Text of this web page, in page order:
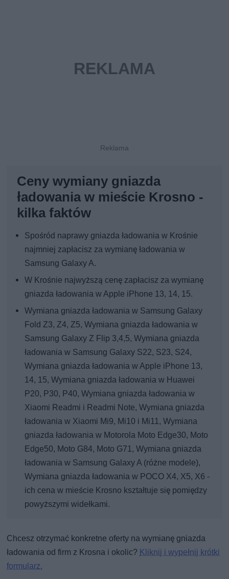
Ceny wymiany gniazda
ładowania w mieście Krosno -
kilka faktów
Spośród naprawy gniazda ładowania w Krośnie
najmniej zapłacisz za wymianę ładowania w
Samsung Galaxy A.
W Krośnie najwyższą cenę zapłacisz za wymianę
gniazda ładowania w Apple iPhone 13, 14, 15.
Wymiana gniazda ładowania w Samsung Galaxy
Fold Z3, Z4, Z5, Wymiana gniazda ładowania w
Samsung Galaxy Z Flip 3,4,5, Wymiana gniazda
ładowania w Samsung Galaxy S22, S23, S24,
Wymiana gniazda ładowania w Apple iPhone 13,
14, 15, Wymiana gniazda ładowania w Huawei
P20, P30, P40, Wymiana gniazda ładowania w
Xiaomi Readmi i Readmi Note, Wymiana gniazda
ładowania w Xiaomi Mi9, Mi10 i Mi11, Wymiana
gniazda ładowania w Motorola Moto Edge30, Moto
Edge50, Moto G84, Moto G71, Wymiana gniazda
ładowania w Samsung Galaxy A (różne modele),
Wymiana gniazda ładowania w POCO X4, X5, X6 -
ich cena w mieście Krosno kształtuje się pomiędzy
powyższymi widełkami.
Chcesz otrzymać konkretne oferty na wymianę gniazda
ładowania od firm z Krosna i okolic? Kliknij i wypełnij krótki
formularz.